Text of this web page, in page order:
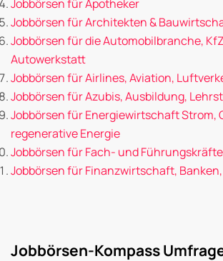
Jobbörsen für Apotheker
Jobbörsen für Architekten &
Jobbörsen für die Automobilbranche,
Autowerkstatt
Jobbörsen für Airlines, Aviation,
Jobbörsen für Azubis, Ausbildung,
Jobbörsen für Energiewirtschaft Strom,
regenerative Energie
Jobbörsen für Fach- und
Jobbörsen für Finanzwirtschaft,
Jobbörsen-Kompass